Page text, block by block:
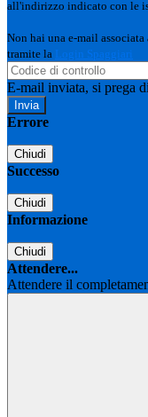
all'indirizzo indicato con le
Non hai una e-mail
tramite la Login Spaggiari
E-mail inviata, si prega
Errore
Chiudi
Successo
Chiudi
Informazione
Chiudi
Attendere...
Attendere il